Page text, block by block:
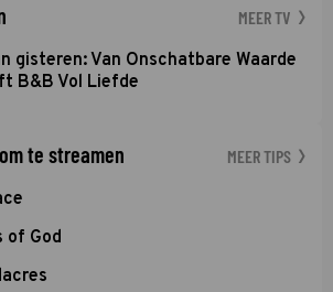
MEER TV
gisteren: Van Onschatbare Waarde
B&B Vol Liefde
te streamen MEER TIPS
of God